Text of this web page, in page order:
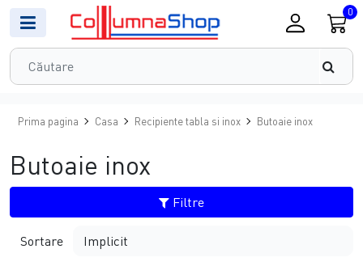
0
Prima pagina Casa Recipiente tabla si inox Butoaie inox
Butoaie inox
Filtre
Sortare